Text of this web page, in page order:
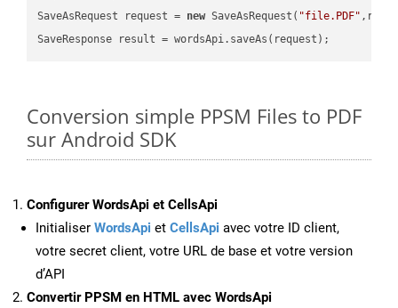
SaveAsRequest request = new SaveAsRequest( "file.PDF"
Conversion simple PPSM Files to PDF
sur Android SDK
Configurer WordsApi et CellsApi
Initialiser WordsApi et CellsApi avec votre ID client,
votre secret client, votre URL de base et votre version
d’API
Convertir PPSM en HTML avec WordsApi